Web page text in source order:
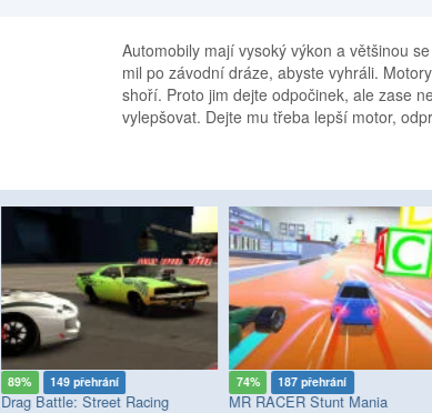
Automobily mají vysoký výkon a většinou
mil po závodní dráze, abyste vyhráli.
shoří. Proto jim dejte odpočinek, ale zase
vylepšovat. Dejte mu třeba lepší motor,
89% 149 přehrání
Drag Battle: Street Racing
74% 187 přehrání
MR RACER Stunt Mania